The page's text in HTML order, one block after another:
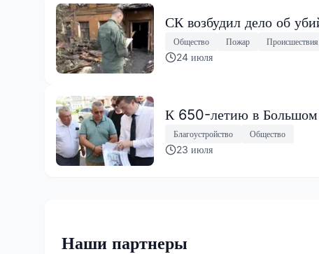
СК возбудил дело об
Общество Пожар Происшествия
24 июля
К 650-летию в Большом
Благоустройство Общество
23 июля
Наши партнеры